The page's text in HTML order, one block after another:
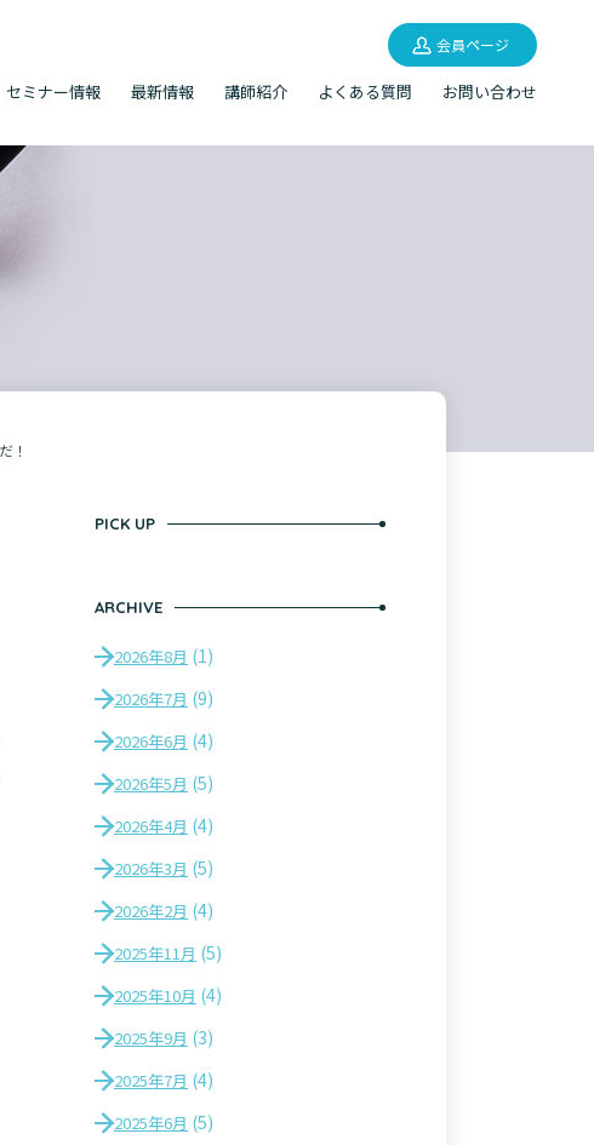
会員ページ
セミナー情報 最新情報 講師紹介 よくある質問 お問い合わせ
！
PICK UP
ARCHIVE
2026年8月 (1)
2026年7月 (9)
2026年6月 (4)
2026年5月 (5)
2026年4月 (4)
2026年3月 (5)
2026年2月 (4)
2025年11月 (5)
2025年10月 (4)
2025年9月 (3)
2025年7月 (4)
2025年6月 (5)